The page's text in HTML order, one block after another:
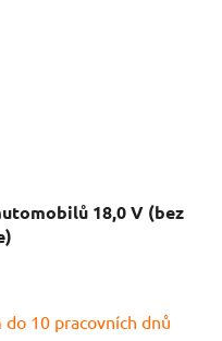
18,0 V (bez
10 pracovních dnů